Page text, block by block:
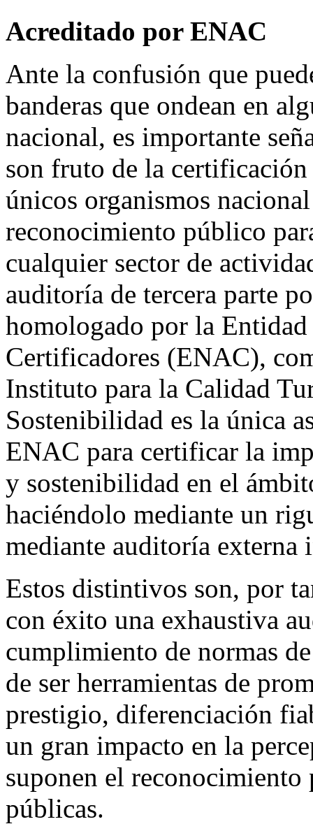
Acreditado por ENAC
Ante la confusión que
banderas que ondean en
nacional, es importante
son fruto de la
únicos organismos
reconocimiento público
cualquier sector de
auditoría de tercera parte
homologado por la
Certificadores (ENAC),
Instituto para la Calidad
Sostenibilidad es la única
ENAC para certificar la
y sostenibilidad en el
haciéndolo mediante un
mediante auditoría externa
Estos distintivos son, por
con éxito una exhaustiva
cumplimiento de normas
de ser herramientas de
prestigio, diferenciación
un gran impacto en la
suponen el reconocimiento
públicas.